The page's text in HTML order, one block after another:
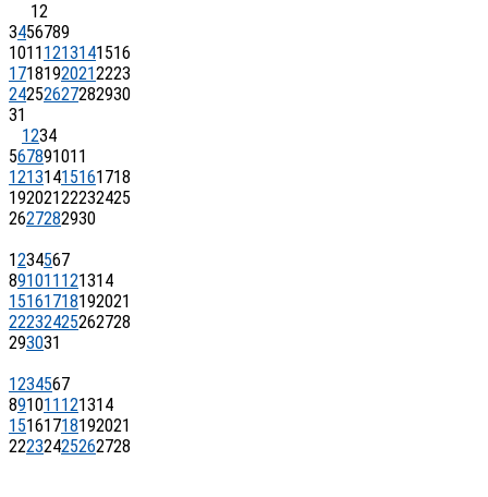
12
3456789
1011 1213141516
17181920212223
24252627282930
31
1234
567891011
12131415161718
19202122232425
2627282930
1234567
891011 121314
15161718192021
22232425262728
293031
1234567
891011 121314
15161718192021
22232425262728